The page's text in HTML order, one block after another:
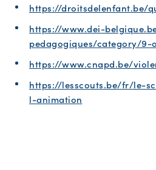
https://droitsdelenfant.be/
https://www.dei-
pedagogiques/category/9-
https://www.cnapd.be/
https://lesscouts.be/fr/le-
l-animation